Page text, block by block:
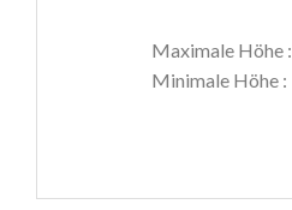
Maximale Höhe :
Minimale Höhe :